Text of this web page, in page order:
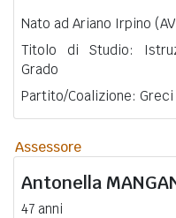
Nato ad Ariano Irpino
Titolo di Studio:
Grado
Partito/Coalizione: Greci
Assessore
Antonella
47 anni